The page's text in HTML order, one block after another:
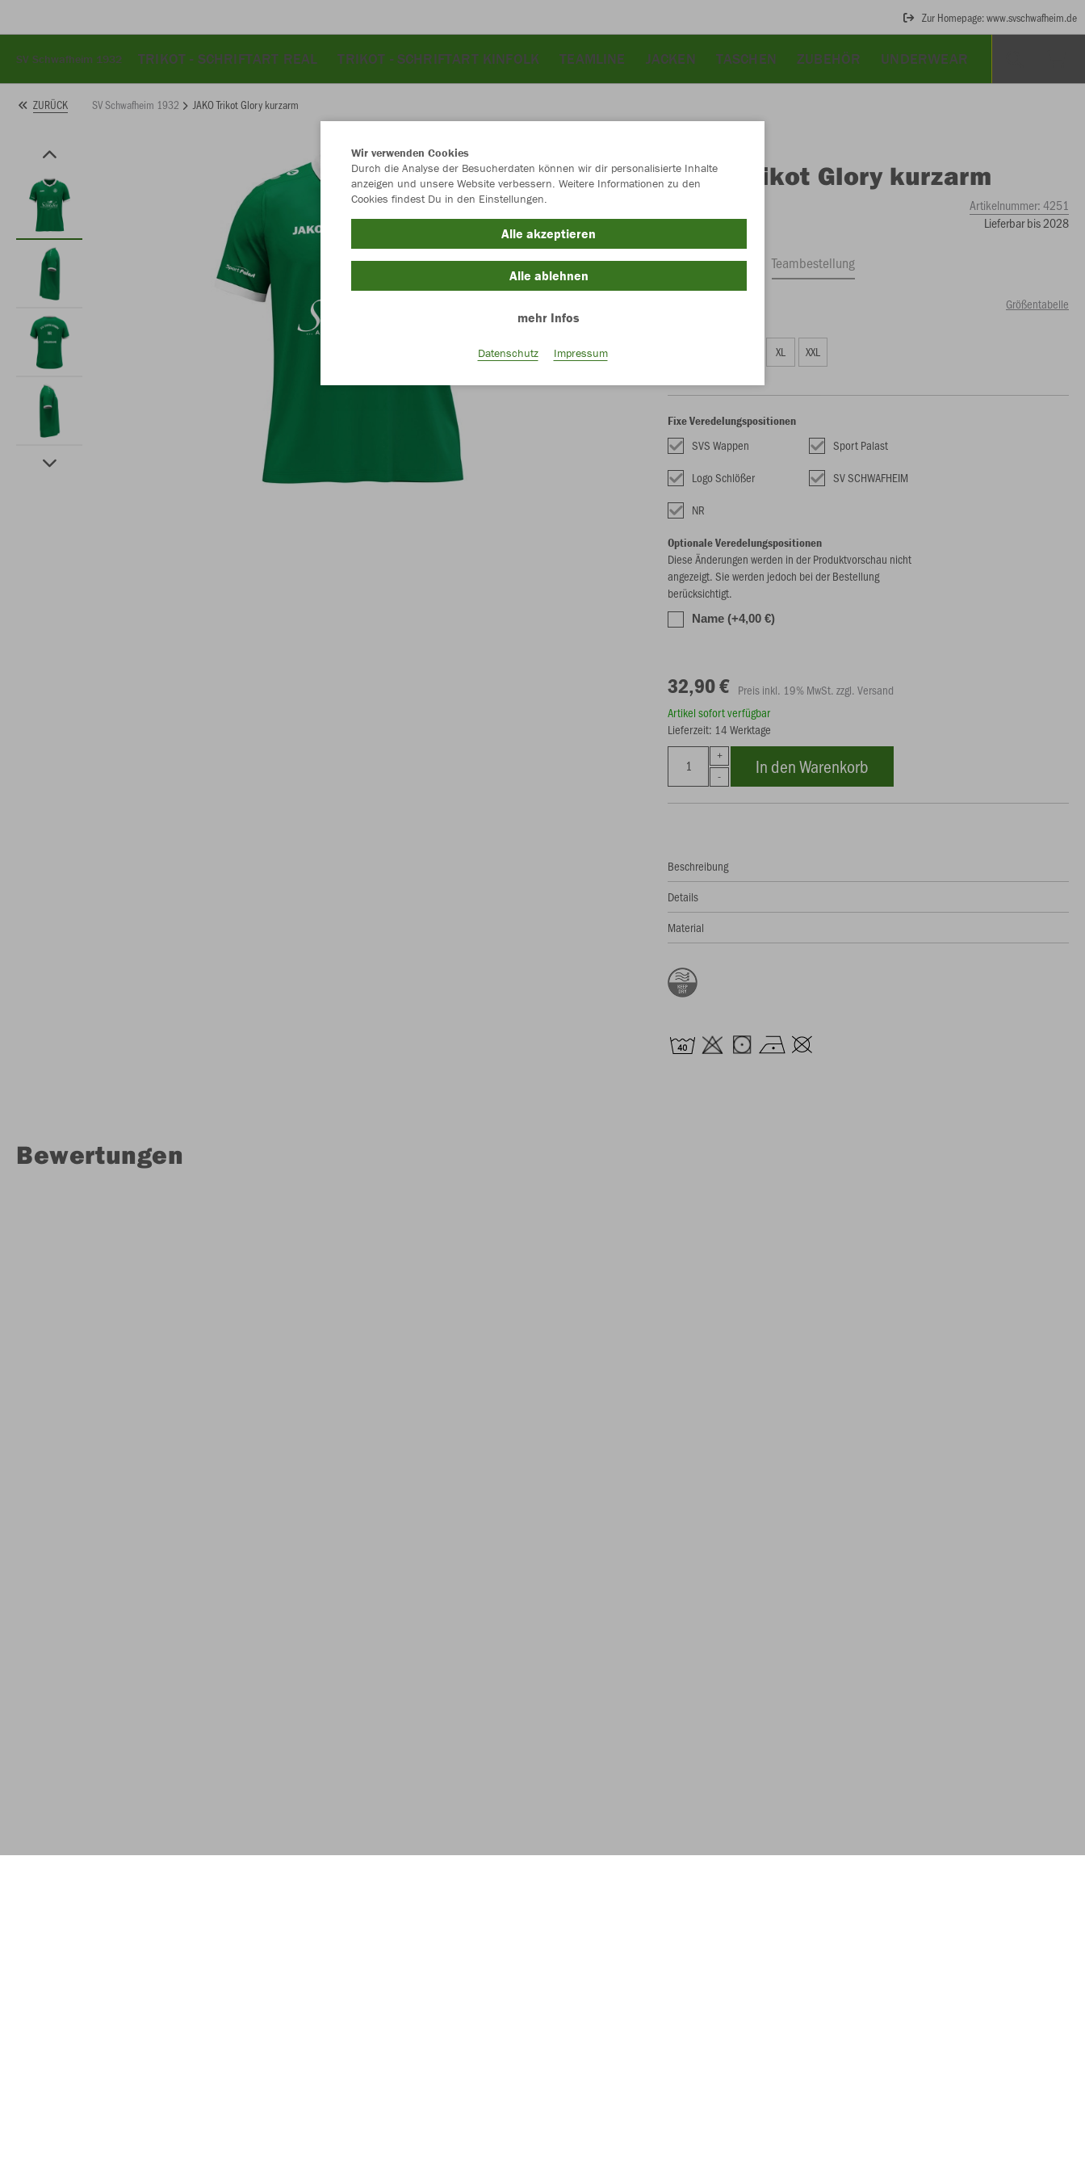
Zur Homepage: www.svschwafheim.de
SV Schwafheim 1932 TRIKOT - SCHRIFTART REAL TRIKOT - SCHRIFTART KINFOLK TEAMLINE JACKEN TASCHEN ZUBEHÖR UNDERWEAR
ZURÜCK SV Schwafheim 1932 JAKO Trikot Glory kurzarm
JAKO Trikot Glory kurzarm
Artikelnummer:4251
Lieferbar bis 2028
Einzelauftrag Teambestellung
Größentabelle
XL XXL
Fixe Veredelungspositionen
SVS Wappen
Sport Palast
Logo Schlößer
SV SCHWAFHEIM
NR
Optionale Veredelungspositionen
Diese Änderungen werden in der Produktvorschau nicht
angezeigt. Sie werden jedoch bei der Bestellung
berücksichtigt.
Name (+4,00 €)
32,90 € Preis inkl. 19% MwSt. zzgl. Versand
Artikel sofort verfügbar
Lieferzeit: 14 Werktage
In den Warenkorb
Beschreibung
Details
Material
Bewertungen
Wir verwenden Cookies
Durch die Analyse der Besucherdaten können wir dir personalisierte Inhalte
anzeigen und unsere Website verbessern. Weitere Informationen zu den
Cookies findest Du in den Einstellungen.
Alle akzeptieren
Alle ablehnen
mehr Infos
Datenschutz Impressum